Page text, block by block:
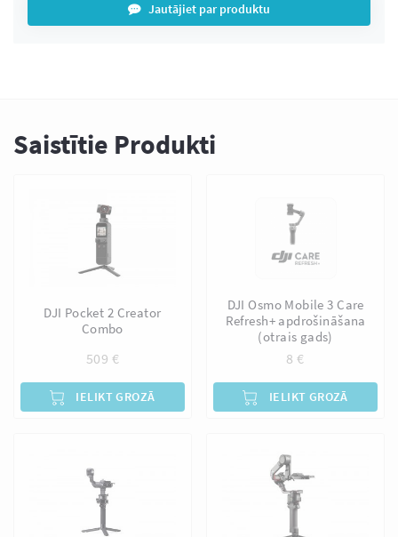
Jautājiet par produktu
Saistītie Produkti
DJI Pocket 2 Creator
Combo
509 €
IELIKT GROZĀ
DJI Osmo Mobile 3 Care
Refresh+ apdrošināšana
(otrais gads)
8€
IELIKT GROZĀ